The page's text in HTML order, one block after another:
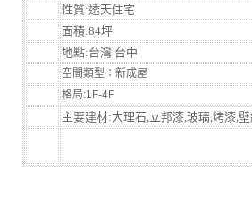
性質:透天住宅
面積:84坪
地點:台灣 台中
空間類型：新成屋
格局:1F-4F
主要建材:大理石,立邦漆,玻璃,烤漆,